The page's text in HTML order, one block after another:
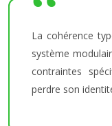
La cohérence
système
contraintes
perdre son